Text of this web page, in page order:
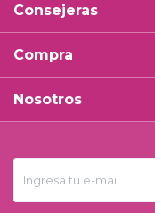
Consejeras
Compra
Nosotros